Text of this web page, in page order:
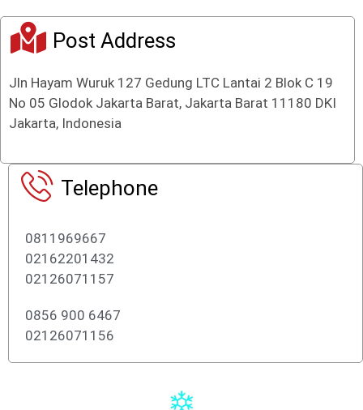
Post Address
Jln Hayam Wuruk 127 Gedung LTC Lantai 2 Blok C 19
No 05 Glodok Jakarta Barat, Jakarta Barat 11180 DKI
Jakarta, Indonesia
Telephone
0811969667
02162201432
02126071157
0856 900 6467
02126071156